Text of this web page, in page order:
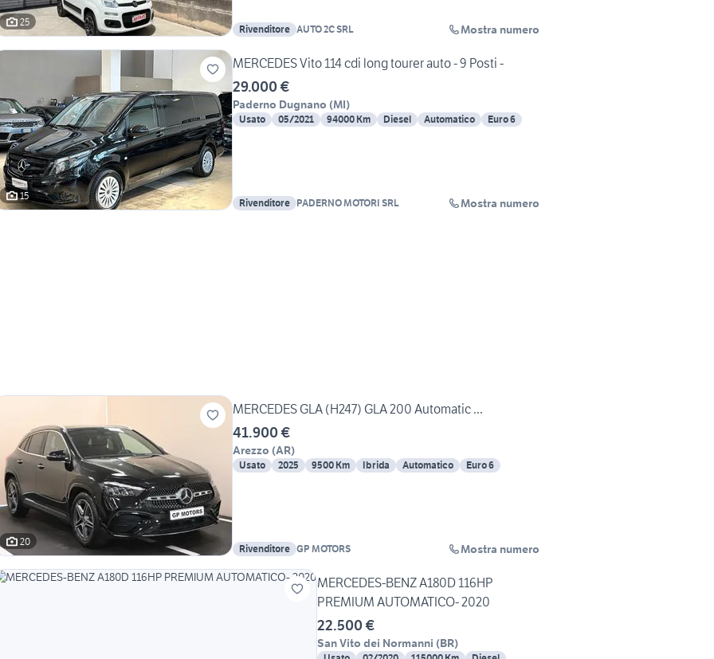
25
Rivenditore AUTO 2C SRL Mostra numero
15
MERCEDES Vito 114 cdi long tourer auto - 9 Posti -
29.000 €
Paderno Dugnano (MI)
Usato 05/2021 94000 Km Diesel Automatico Euro 6
Rivenditore PADERNO MOTORI SRL Mostra numero
20
MERCEDES GLA (H247) GLA 200 Automatic ...
41.900 €
Arezzo (AR)
Usato 2025 9500 Km Ibrida Automatico Euro 6
Rivenditore GP MOTORS Mostra numero
MERCEDES-BENZ A180D 116HP
PREMIUM AUTOMATICO- 2020
22.500 €
San Vito dei Normanni (BR)